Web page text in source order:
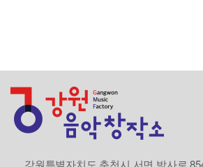
강원특별자치도 춘천시 서면 박사로